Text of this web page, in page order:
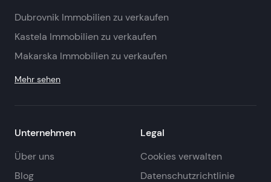
Dubrovnik Immobilien zu verkaufen
Kastela Immobilien zu verkaufen
Makarska Immobilien zu verkaufen
Mehr sehen
Unternehmen
Über uns
Blog
Legal
Cookies verwalten
Datenschutzrichtlinie